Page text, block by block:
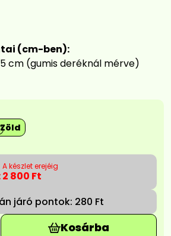
(cm-ben):
cm (gumis deréknál mérve)
Zöld
A készlet erejéig
2 800 Ft
járó pontok: 280 Ft
Kosárba